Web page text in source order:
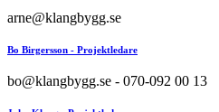
arne@klangbygg.se
Bo Birgersson - Projektledare
bo@klangbygg.se - 070-092 00 13